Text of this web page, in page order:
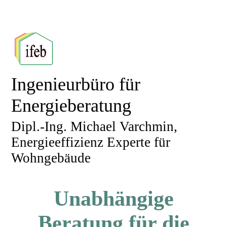
Ingenieurbüro für
Energieberatung
Dipl.-Ing. Michael Varchmin,
Energieeffizienz Experte für
Wohngebäude
Unabhängige